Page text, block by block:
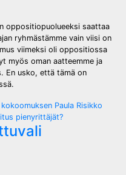
oppositiopuolueeksi saattaa
ryhmästämme vain viisi on
viimeksi oli oppositiossa
myös oman aatteemme ja
En usko, että tämä on
Paula Risikko
pienyrittäjät?